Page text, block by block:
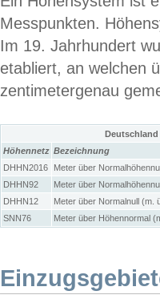
Messpunkten.
Im 19. Jahrhundert
etabliert, an welchen
zentimetergenau
Höhennetz Bezeichnung
DHHN2016
Meter über
DHHN92
Meter über
DHHN12
Meter über Normalnull (m.
SNN76
Meter über Höhennormal